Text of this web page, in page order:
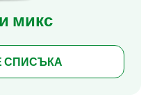
микс
СПИСЪКА